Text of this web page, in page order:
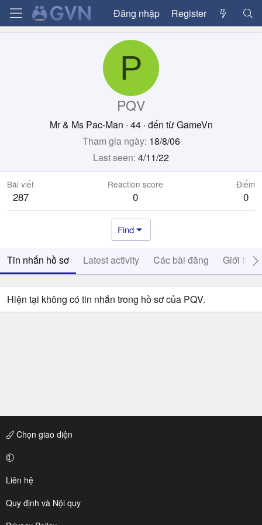
Đăng nhập Register
P
PQV
Mr & Ms Pac-Man · 44 · đến từGameVn
Tham gia ngày 18/8/06
Last seen 4/11/22
Bài viết
287
Reaction score
0
Điểm
0
Find
Tin nhắn hồ sơ Latest activity Các bài đăng Giới thiệu
Hiện tại không có tin nhắn trong hồ sơ của PQV.
Chọn giao diện
Liên hệ
Quy định và Nội quy